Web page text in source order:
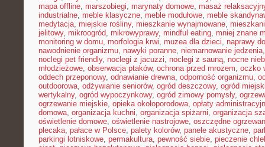
mapa offline, marszobiegi, marynaty domowe, masaż
industrialne, meble klasyczne, meble modułowe, meble
medytacja, miejskie rośliny, mieszkanie wynajmowane,
jelitowy, mikroogród, mikrowyprawy, mindful eating, mniej znane
monitoring w domu, morfologia krwi, muzea dla dzieci, naprawy
nawodnienie organizmu, nawyki poranne, niemarnowanie jedzenia
noclegi pet friendly, noclegi z jacuzzi, noclegi z sauną, nocne
młodzieżowe, obserwacja ptaków, ochrona przed mrozem, oczko
oddech przeponowy, odnawianie drewna, odporność organizmu,
outdoorowa, odżywianie seniorów, ogród deszczowy, ogród
wertykalny, ogród wypoczynkowy, ogród zimowy pomysły,
ogrzewanie miejskie, opieka okołoporodowa, opłaty
domowa, organizacja kuchni, organizacja spiżarni, organizacja
oświetlenie domowe, oświetlenie nastrojowe, oszczędne
plecaka, pałace w Polsce, palety kolorów, panele akustyczne,
parkingi lotniskowe, permakultura, pewność siebie, pieczenie